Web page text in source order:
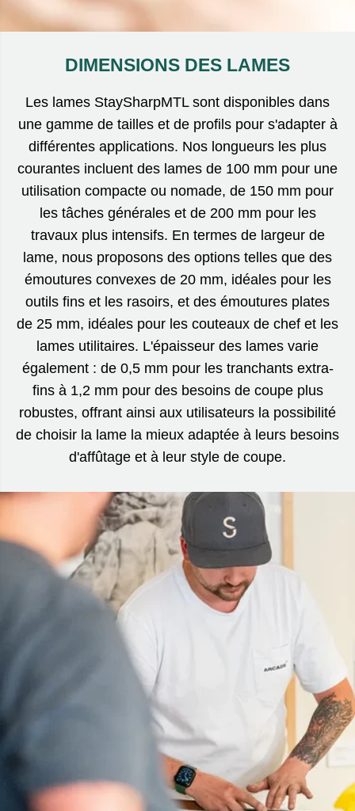
DIMENSIONS DES LAMES
Les lames StaySharpMTL sont disponibles dans
une gamme de tailles et de profils pour s'adapter à
différentes applications. Nos longueurs les plus
courantes incluent des lames de 100 mm pour une
utilisation compacte ou nomade, de 150 mm pour
les tâches générales et de 200 mm pour les
travaux plus intensifs. En termes de largeur de
lame, nous proposons des options telles que des
émoutures convexes de 20 mm, idéales pour les
outils fins et les rasoirs, et des émoutures plates
de 25 mm, idéales pour les couteaux de chef et les
lames utilitaires. L'épaisseur des lames varie
également : de 0,5 mm pour les tranchants extra-
fins à 1,2 mm pour des besoins de coupe plus
robustes, offrant ainsi aux utilisateurs la possibilité
de choisir la lame la mieux adaptée à leurs besoins
d'affûtage et à leur style de coupe.